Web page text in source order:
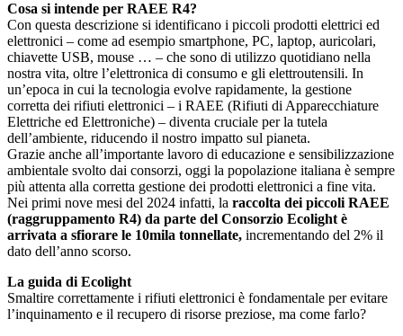
Cosa si intende per RAEE R4?
Con questa descrizione si identificano i piccoli prodotti elettrici ed
elettronici – come ad esempio smartphone, PC, laptop, auricolari,
chiavette USB, mouse … – che sono di utilizzo quotidiano nella
nostra vita, oltre l’elettronica di consumo e gli elettroutensili. In
un’epoca in cui la tecnologia evolve rapidamente, la gestione
corretta dei rifiuti elettronici – i RAEE (Rifiuti di Apparecchiature
Elettriche ed Elettroniche) – diventa cruciale per la tutela
dell’ambiente, riducendo il nostro impatto sul pianeta.
Grazie anche all’importante lavoro di educazione e sensibilizzazione
ambientale svolto dai consorzi, oggi la popolazione italiana è sempre
più attenta alla corretta gestione dei prodotti elettronici a fine vita.
Nei primi nove mesi del 2024 infatti, la raccolta dei piccoli RAEE
(raggruppamento R4) da parte del Consorzio Ecolight è
arrivata a sfiorare le 10mila tonnellate, incrementando del 2% il
dato dell’anno scorso.
La guida di Ecolight
Smaltire correttamente i rifiuti elettronici è fondamentale per evitare
l’inquinamento e il recupero di risorse preziose, ma come farlo?